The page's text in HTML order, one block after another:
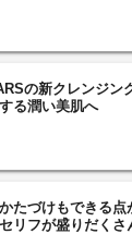
の新クレンジン
る潤い美肌へ
たづけもできる
リフが盛りだく